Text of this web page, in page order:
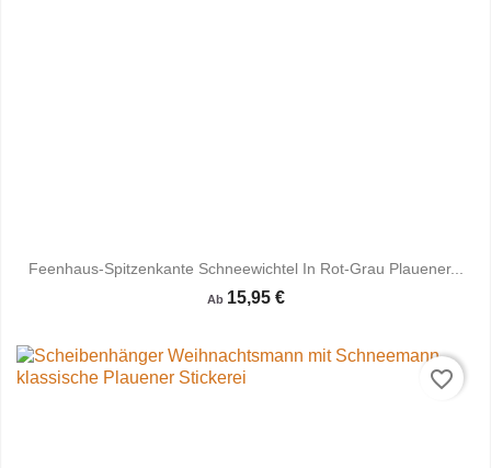
Feenhaus-Spitzenkante Schneewichtel In Rot-Grau Plauener...
Ab 15,95 €
favorite_border